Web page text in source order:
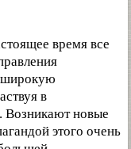
время все
широкую
в
Возникают новые
этого очень